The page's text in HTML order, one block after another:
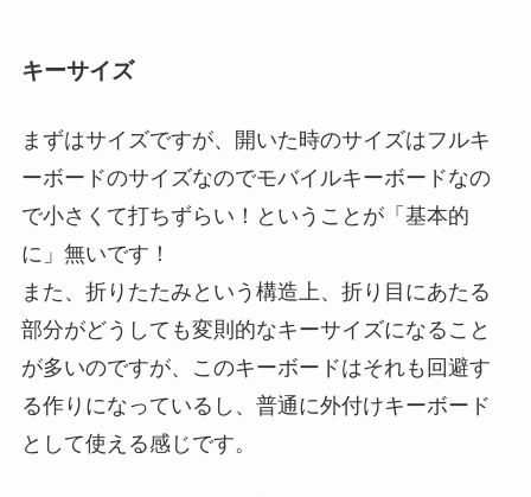
キーサイズ
まずはサイズですが、開いた時のサイズはフルキ
ーボードのサイズなのでモバイルキーボードなの
で小さくて打ちずらい！ということが「基本的
に」無いです！
また、折りたたみという構造上、折り目にあたる
部分がどうしても変則的なキーサイズになること
が多いのですが、このキーボードはそれも回避す
る作りになっているし、普通に外付けキーボード
として使える感じです。